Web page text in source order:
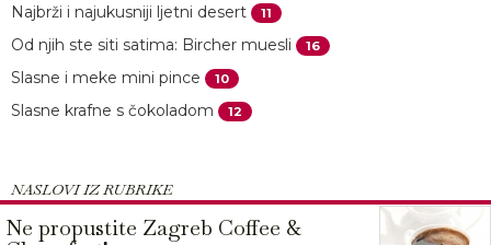
Najbrži i najukusniji ljetni desert 11
Od njih ste siti satima: Bircher muesli 16
Slasne i meke mini pince 10
Slasne krafne s čokoladom 12
NASLOVI IZ RUBRIKE
Ne propustite Zagreb Coffee &